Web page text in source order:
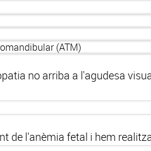
(ATM)
no arriba a l'agudesa
de l'anèmia fetal i hem